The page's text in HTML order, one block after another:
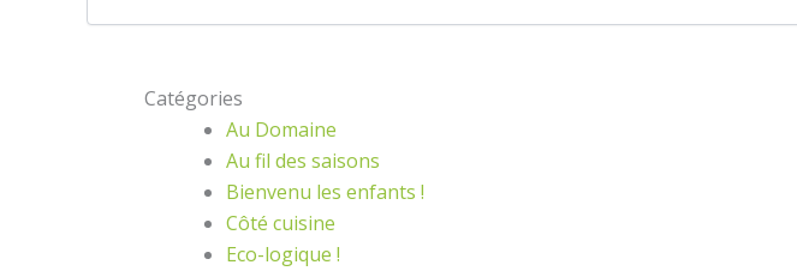
Catégories
Au Domaine
Au fil des saisons
Bienvenu les enfants !
Côté cuisine
Eco-logique !